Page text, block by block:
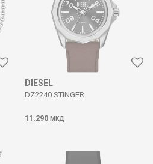
DIESEL
DZ2240 STINGER
11.290 МКД